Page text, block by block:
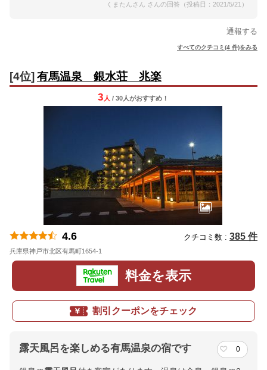
くまたんさん さんの回答（投稿日：2021/5/21）
通報する
すべてのクチコミ(4 件)をみる
[4位] 有馬温泉 銀水荘 兆楽
3 人 / 30人がおすすめ！
4.6 クチコミ数 : 385 件
兵庫県神戸市北区有馬町1654-1
料金を表示
割引クーポンをチェック
露天風呂を楽しめる有馬温泉の宿です 0